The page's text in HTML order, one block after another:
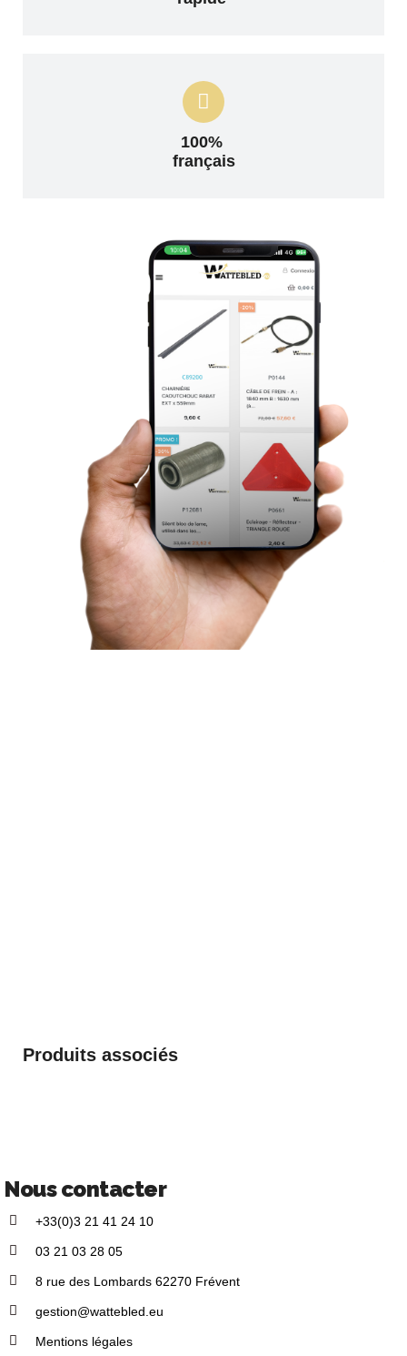
100%
français
Produits associés
Nous contacter
+33(0)3 21 41 24 10
03 21 03 28 05
8 rue des Lombards 62270 Frévent
gestion@wattebled.eu
Mentions légales